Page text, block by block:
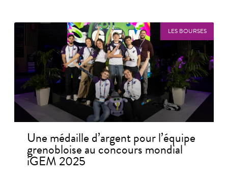
LES BOURSES
Une médaille d’argent pour l’équipe
grenobloise au concours mondial
iGEM 2025